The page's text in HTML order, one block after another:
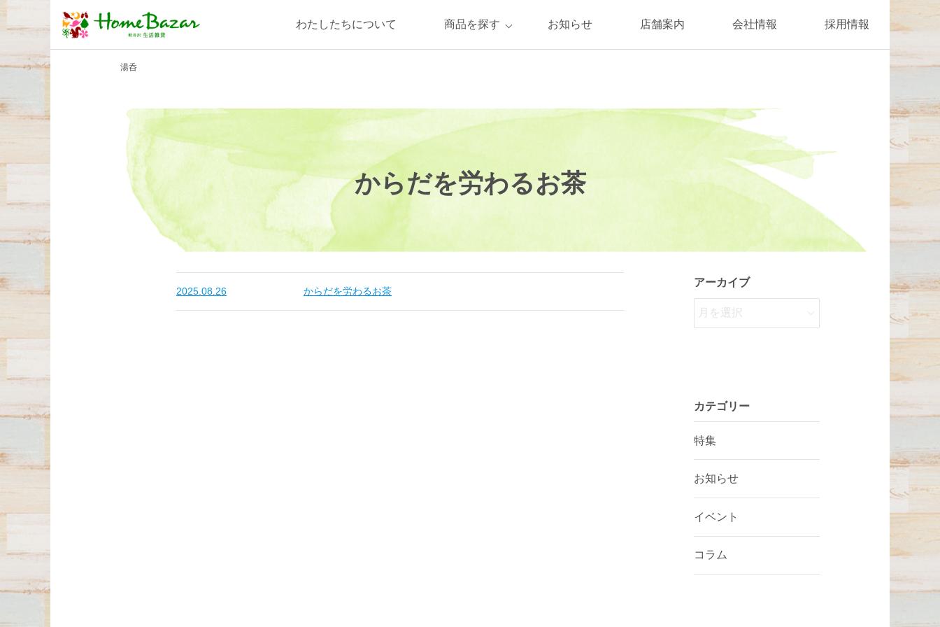
わたしたちについて 商品を探す お知らせ 店舗案内 会社情報 採用情報
湯呑
からだを労わるお茶
2025.08.26 からだを労わるお茶
アーカイブ
カテゴリー
特集
お知らせ
イベント
コラム